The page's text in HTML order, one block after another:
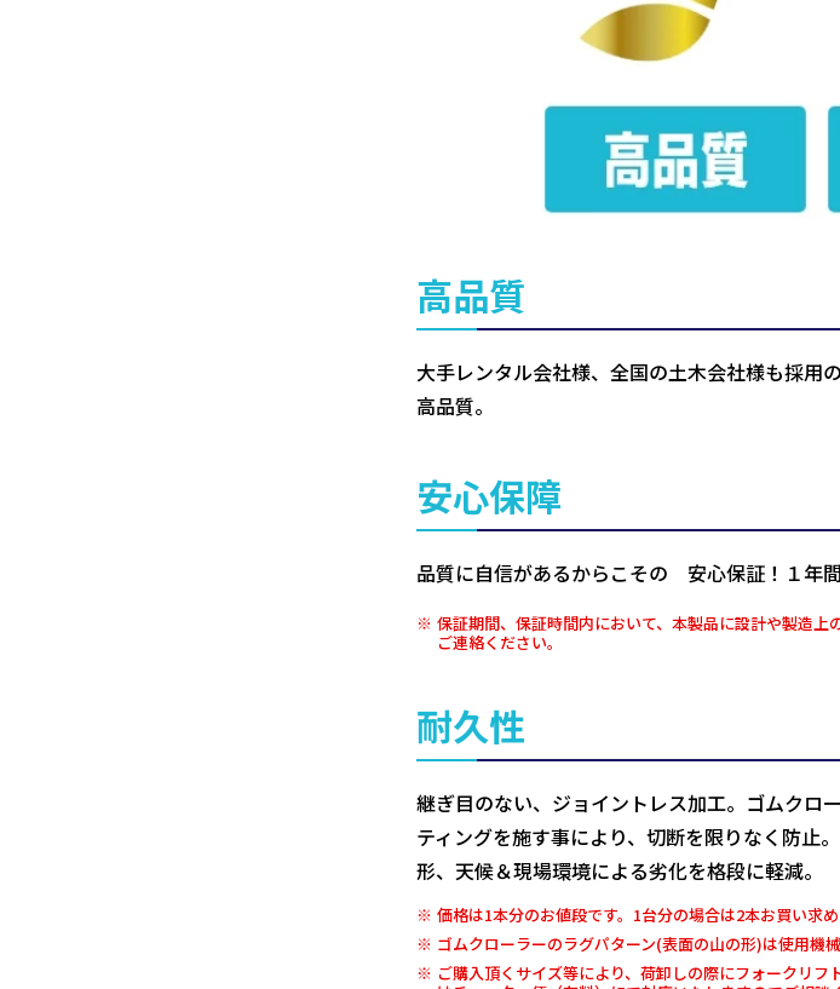
高品質
大手レンタル会社様、全国の土木会社様も採用
高品質。
安心保障
品質に自信があるからこその 安心保証！１年
保証期間、保証時間内において、本製品に設計や製造
ご連絡ください。
耐久性
継ぎ目のない、ジョイントレス加工。ゴムクロ
ティングを施す事により、切断を限りなく防止
形、天候＆現場環境による劣化を格段に軽減。
価格は1本分のお値段です。1台分の場合は2本お買い求め
ゴムクローラーのラグパターン(表面の山の形)は使用機
ご購入頂くサイズ等により、荷卸しの際にフォークリ